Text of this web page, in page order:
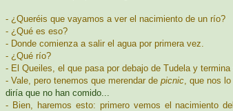
- ¿Queréis que vayamos a ver el nacimiento de un río?
- ¿Qué es eso?
- Donde comienza a salir el agua por primera vez.
- ¿Qué río?
- El Queiles, el que pasa por debajo de Tudela y termina
- Vale, pero tenemos que merendar de picnic , que nos
diría que no han comido...
- Bien, haremos esto: primero vemos el nacimiento